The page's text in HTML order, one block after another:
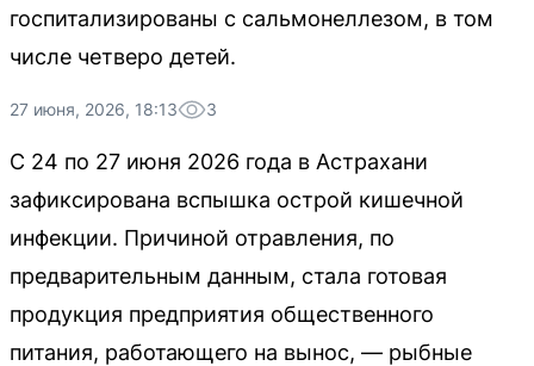
госпитализированы с сальмонеллезом, в том
числе четверо детей.
27 июня, 2026, 18:13 3
С 24 по 27 июня 2026 года в Астрахани
зафиксирована вспышка острой кишечной
инфекции. Причиной отравления, по
предварительным данным, стала готовая
продукция предприятия общественного
питания, работающего на вынос, — рыбные